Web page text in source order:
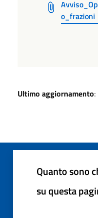
o_frazioni
Ultimo aggiornamento
Quanto sono
su questa